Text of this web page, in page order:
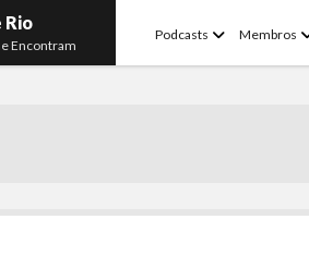
Rio
Encontram
Podcasts openMembros